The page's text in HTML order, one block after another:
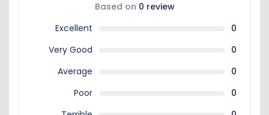
Based on 0 review
Excellent
0
Very Good
0
Average
0
Poor
0